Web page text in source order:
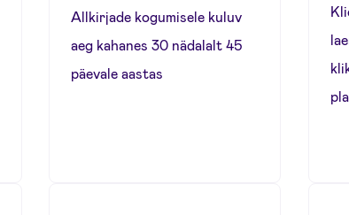
Allkirjade kogumisele kuluv
aeg kahanes 30 nädalalt 45
päevale aastas